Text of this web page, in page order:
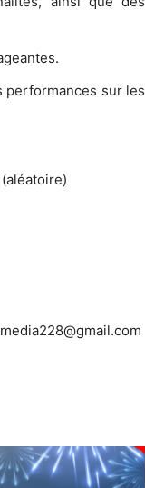
performances sur les